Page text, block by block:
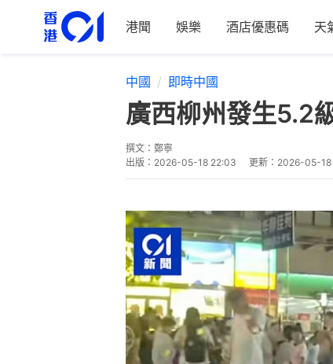
港聞 娛樂 酒店優惠碼 天
中國 即時中國
廣西柳州發生
撰文： 鄭寧
出版： 2026-05-18 22:03 更新： 2026-05-